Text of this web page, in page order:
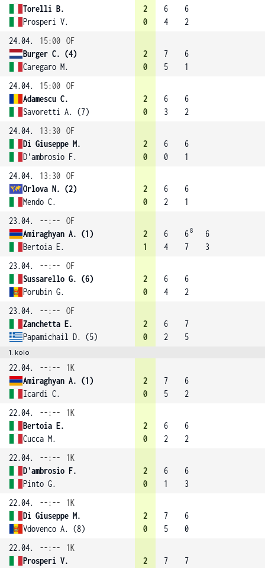
Torelli B.
Prosperi V.
2
0
6
4
6
2
24.04.
15:00 OF
Burger C. (4)
Caregaro M.
2
0
7
5
6
1
24.04.
15:00 OF
Adamescu C.
Savoretti A. (7)
2
0
6
3
6
2
24.04.
13:30 OF
Di Giuseppe M.
D'ambrosio F.
2
0
6
0
6
1
24.04.
13:30 OF
Orlova N. (2)
Mendo C.
2
0
6
2
6
1
23.04.
--:--
OF
Amiraghyan A. (1)
Bertoia E.
2
1
6
4
68
7
6
3
23.04.
--:--
OF
Sussarello G. (6)
Porubin G.
2
0
6
4
6
2
23.04.
--:--
OF
Zanchetta E.
Papamichail D. (5)
2
0
6
2
7
5
1. kolo
22.04. --:--
1K
Amiraghyan A. (1)
Icardi C.
2
0
7
5
6
2
22.04.
--:--
1K
Bertoia E.
Cucca M.
2
0
6
2
6
2
22.04.
--:--
1K
D'ambrosio F.
Pinto G.
2
0
6
1
6
3
22.04.
--:--
1K
Di Giuseppe M.
Vdovenco A. (8)
2
0
7
5
6
0
22.04.
--:--
1K
Prosperi V.
2
7
7